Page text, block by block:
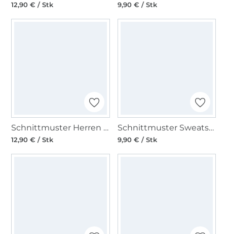
12,90 € / Stk 9,90 € / Stk
Schnittmuster Herren Kombination, Burda 5640
12,90 € / Stk
Schnittmuster Sweatshirts Herren, Burda 5682
9,90 € / Stk